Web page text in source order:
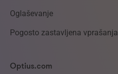
Oglaševanje
Pogosto zastavljena vprašanja
Optius.com